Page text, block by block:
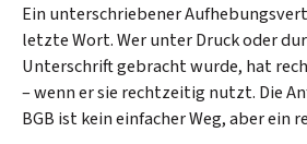
Ein unterschriebener
letzte Wort. Wer unter Druck oder
Unterschrift gebracht wurde, hat
– wenn er sie rechtzeitig nutzt. Die
BGB ist kein einfacher Weg, aber ein